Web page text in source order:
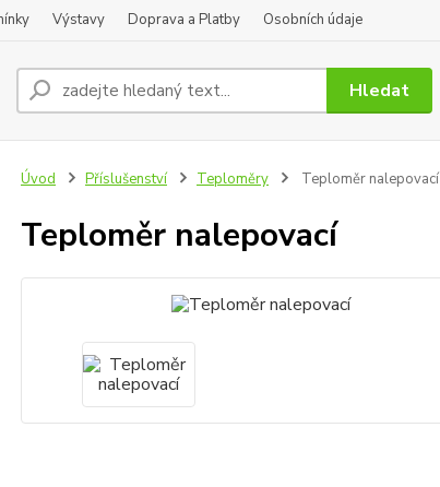
Výstavy Doprava a Platby Osobních údaje
Hledat
Úvod Příslušenství Teploměry Teploměr nalepovací
Teploměr nalepovací